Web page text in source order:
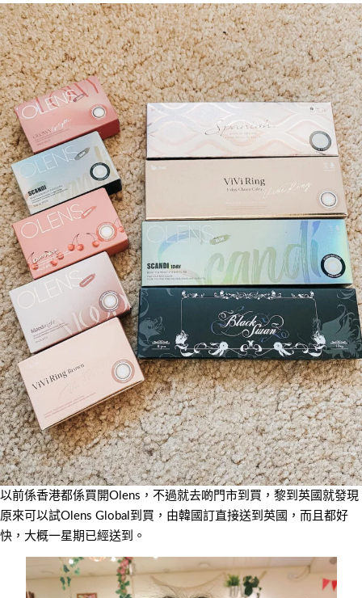
以前係香港都係買開Olens，不過就去啲門市到買，黎到英國就發現
原來可以試Olens Global到買，由韓國訂直接送到英國，而且都好
快，大概一星期已經送到。